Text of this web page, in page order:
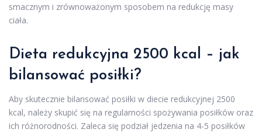
smacznym i zrównoważonym sposobem na redukcję masy
ciała.
Dieta redukcyjna 2500 kcal – jak
bilansować posiłki?
Aby skutecznie bilansować posiłki w diecie redukcyjnej 2500
kcal, należy skupić się na regularności spożywania posiłków oraz
ich różnorodności. Zaleca się podział jedzenia na 4-5 posiłków